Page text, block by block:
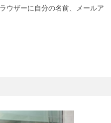
ウザーに自分の名前、メールア